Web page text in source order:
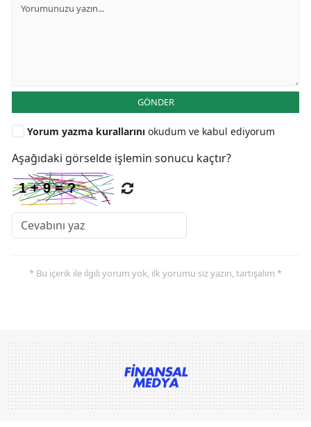
GÖNDER
Yorum yazma kurallarını okudum ve kabul ediyorum
Aşağıdaki görselde işlemin sonucu kaçtır?
* Bu içerik ile ilgili yorum yok, ilk yorumu siz yazın, tartışalım *